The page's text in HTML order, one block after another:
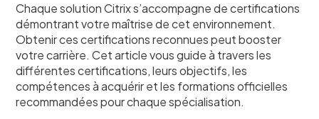
Chaque solution Citrix s’accompagne de certifications
démontrant votre maîtrise de cet environnement.
Obtenir ces certifications reconnues peut booster
votre carrière. Cet article vous guide à travers les
différentes certifications, leurs objectifs, les
compétences à acquérir et les formations officielles
recommandées pour chaque spécialisation.